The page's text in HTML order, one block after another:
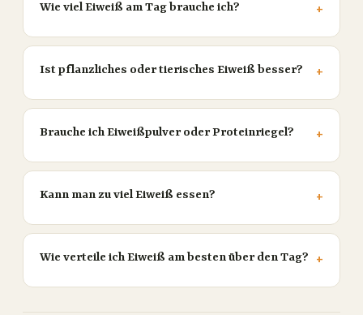
Wie viel Eiweiß am Tag brauche ich?
Ist pflanzliches oder tierisches Eiweiß besser?
Brauche ich Eiweißpulver oder Proteinriegel?
Kann man zu viel Eiweiß essen?
Wie verteile ich Eiweiß am besten über den Tag?